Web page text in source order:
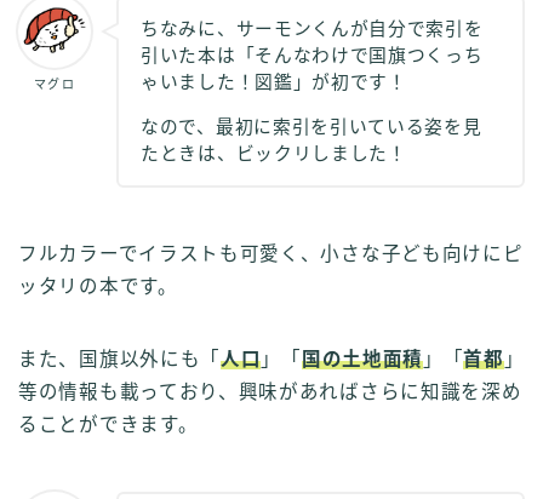
マグロ
ちなみに、サーモンくんが自分で索引を
引いた本は「そんなわけで国旗つくっち
ゃいました！図鑑」が初です！
なので、最初に索引を引いている姿を見
たときは、ビックリしました！
フルカラーでイラストも可愛く、小さな子ども向けにピ
ッタリの本です。
また、国旗以外にも「 人口 」「 国の土地面積 」「首都」
等の情報も載っており、興味があればさらに知識を深め
ることができます。